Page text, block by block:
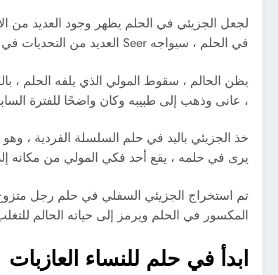
لجعل الجزيئي في الحلم يظهر وجود العديد من
في الحلم ، سيواجه Seer العديد من التحديات في مجال عمله.
يظن الحالم ، سقوط المولي الذي يلفه الحلم ،
، عانى وذهب إلى طبيبه وكان واضحًا للفترة
خذ الجزيئي باليد في حلم السلسلة الفردية ،
يرى في حلمه ، يقع أحد فكي المولي من مكانه
تم استخراج الجزيئي السفلي في حلم رجل متزوج
المكسور في الحلم ويرمز إلى حياته الحالم
ابدأ في حلم للنساء العازبات